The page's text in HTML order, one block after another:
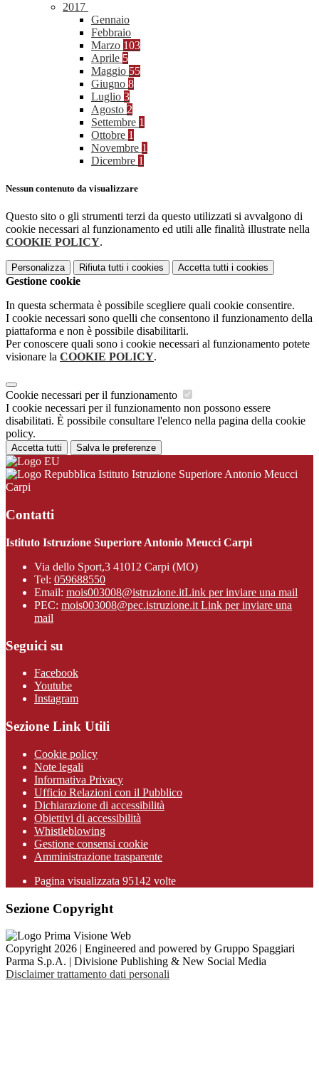
2017
Gennaio
Febbraio
Marzo 103
Aprile 5
Maggio 55
Giugno 8
Luglio 3
Agosto 2
Settembre 1
Ottobre 1
Novembre 1
Dicembre 1
Nessun contenuto da visualizzare
Questo sito o gli strumenti terzi da questo utilizzati si avvalgono di
cookie necessari al funzionamento ed utili alle finalità illustrate nella
COOKIE POLICY.
Personalizza Rifiuta tutti i cookies Accetta tutti i cookies
Gestione cookie
In questa schermata è possibile scegliere quali cookie consentire.
I cookie necessari sono quelli che consentono il funzionamento della
piattaforma e non è possibile disabilitarli.
Per conoscere quali sono i cookie necessari al funzionamento potete
visionare la COOKIE POLICY.
Cookie necessari per il funzionamento
I cookie necessari per il funzionamento non possono essere
disabilitati. È possibile consultare l'elenco nella pagina della cookie
policy.
Accetta tutti Salva le preferenze
Istituto Istruzione Superiore Antonio Meucci
Carpi
Contatti
Istituto Istruzione Superiore Antonio Meucci Carpi
Via dello Sport,3 41012 Carpi (MO)
Tel: 059688550
Email: mois003008@istruzione.itLink per inviare una mail
PEC: mois003008@pec.istruzione.it Link per inviare una
mail
Seguici su
Facebook
Youtube
Instagram
Sezione Link Utili
Cookie policy
Note legali
Informativa Privacy
Ufficio Relazioni con il Pubblico
Dichiarazione di accessibilità
Obiettivi di accessibilità
Whistleblowing
Gestione consensi cookie
Amministrazione trasparente
Pagina visualizzata 95142 volte
Sezione Copyright
Copyright 2026 | Engineered and powered by Gruppo Spaggiari
Parma S.p.A. | Divisione Publishing & New Social Media
Disclaimer trattamento dati personali